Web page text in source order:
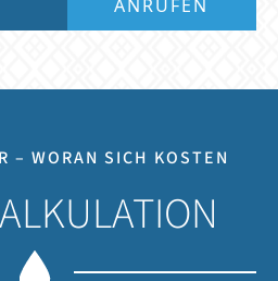
ANRUFEN
– WORAN SICH KOSTEN